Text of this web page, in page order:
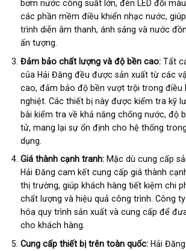
bơm nước công suất lớn, đèn LED đổi
các phần mềm điều khiển nhạc nước,
trình diễn âm thanh, ánh sáng và nước
ấn tượng.
Đảm bảo chất lượng và độ bền cao:Tất
của Hải Đăng đều được sản xuất từ các
cao, đảm bảo độ bền vượt trội trong điều
nghiệt. Các thiết bị này được kiểm tra kỹ
bài kiểm tra về khả năng chống nước, độ
tử, mang lại sự ổn định cho hệ thống
dụng.
Giá thành cạnh tranh:Mặc dù cung cấp
Hải Đăng cam kết cung cấp giá thành
thị trường, giúp khách hàng tiết kiệm chi
chất lượng và hiệu quả công trình. Công
hóa quy trình sản xuất và cung cấp để
cho khách hàng.
Cung cấp thiết bị trên toàn quốc:Hải